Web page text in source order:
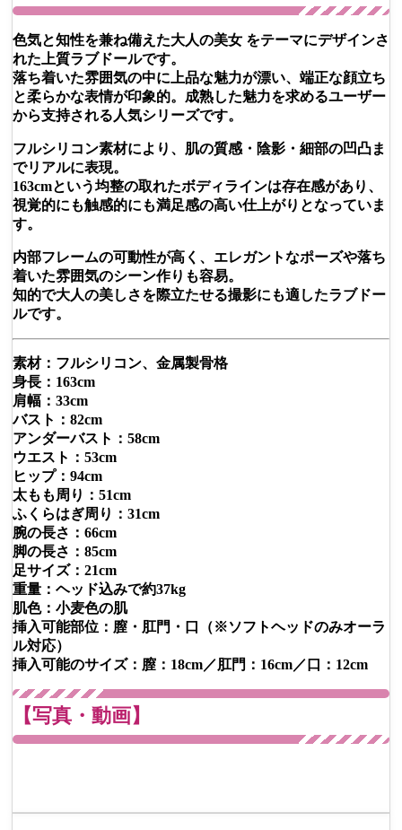
色気と知性を兼ね備えた大人の美女 をテーマにデザインさ
れた上質ラブドールです。
落ち着いた雰囲気の中に上品な魅力が漂い、端正な顔立ち
と柔らかな表情が印象的。成熟した魅力を求めるユーザー
から支持される人気シリーズです。
フルシリコン素材により、肌の質感・陰影・細部の凹凸ま
でリアルに表現。
163cmという均整の取れたボディラインは存在感があり、
視覚的にも触感的にも満足感の高い仕上がりとなっていま
す。
内部フレームの可動性が高く、エレガントなポーズや落ち
着いた雰囲気のシーン作りも容易。
知的で大人の美しさを際立たせる撮影にも適したラブドー
ルです。
素材：フルシリコン、金属製骨格
身長：163cm
肩幅：33cm
バスト：82cm
アンダーバスト：58cm
ウエスト：53cm
ヒップ：94cm
太もも周り：51cm
ふくらはぎ周り：31cm
腕の長さ：66cm
脚の長さ：85cm
足サイズ：21cm
重量：ヘッド込みで約37kg
肌色：小麦色の肌
挿入可能部位：膣・肛門・口（※ソフトヘッドのみオーラ
ル対応）
挿入可能のサイズ：膣：18cm／肛門：16cm／口：12cm
【写真・動画】